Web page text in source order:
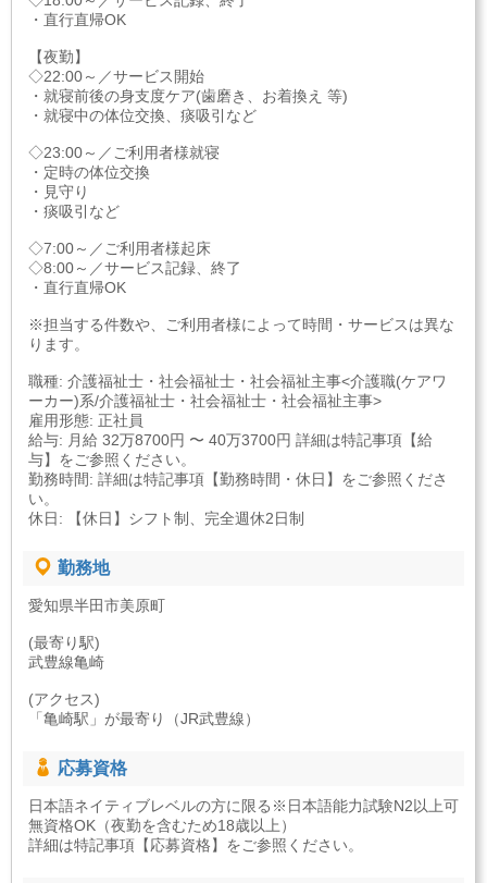
・直行直帰OK
【夜勤】
◇22:00～／サービス開始
・就寝前後の身支度ケア(歯磨き、お着換え 等)
・就寝中の体位交換、痰吸引など
◇23:00～／ご利用者様就寝
・定時の体位交換
・見守り
・痰吸引など
◇7:00～／ご利用者様起床
◇8:00～／サービス記録、終了
・直行直帰OK
※担当する件数や、ご利用者様によって時間・サービスは異な
ります。
職種: 介護福祉士・社会福祉士・社会福祉主事<介護職(ケアワ
ーカー)系/介護福祉士・社会福祉士・社会福祉主事>
雇用形態: 正社員
給与: 月給 32万8700円 〜 40万3700円 詳細は特記事項【給
与】をご参照ください。
勤務時間: 詳細は特記事項【勤務時間・休日】をご参照くださ
い。
休日: 【休日】シフト制、完全週休2日制
勤務地
愛知県半田市美原町
(最寄り駅)
武豊線亀崎
(アクセス)
「亀崎駅」が最寄り（JR武豊線）
応募資格
日本語ネイティブレベルの方に限る※日本語能力試験N2以上可
無資格OK（夜勤を含むため18歳以上）
詳細は特記事項【応募資格】をご参照ください。